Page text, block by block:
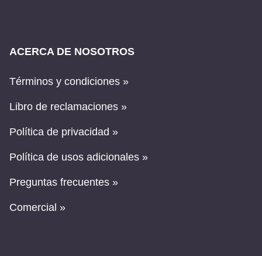
ACERCA DE NOSOTROS
Términos y condiciones »
Libro de reclamaciones »
Política de privacidad »
Política de usos adicionales »
Preguntas frecuentes »
Comercial »